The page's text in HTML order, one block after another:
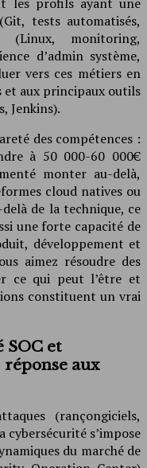
tests automatisés,
(Linux, monitoring,
d’admin système,
vers ces métiers en
et aux principaux outils
Jenkins).
des compétences :
à 50 000-60 000€
monter au-delà,
cloud natives ou
de la technique, ce
une forte capacité de
développement et
aimez résoudre des
ce qui peut l’être et
constituent un vrai
SOC et
réponse aux
(rançongiciels,
cybersécurité s’impose
du marché de